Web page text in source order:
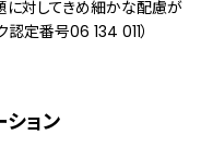
能
機能
信
択機能
に対してきめ細かな配慮が
認定番号06 134 011）
ョン